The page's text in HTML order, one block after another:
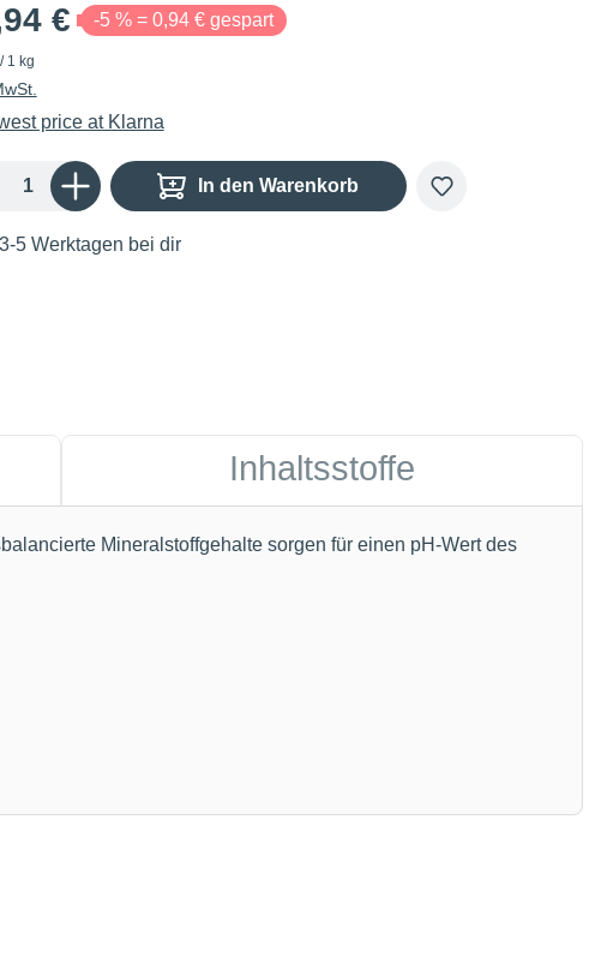
€ -5 % = 0,94 € gespart
1 kg
Anzahl: Gib den gewünschten Wert ein oder benutze die Schaltflächen um die Anzahl zu
In den Warenkorb
5 Werktagen bei dir
Inhaltsstoffe
Mineralstoffgehalte sorgen für einen pH-Wert des